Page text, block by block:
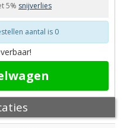
5% snijverlies
aantal is 0